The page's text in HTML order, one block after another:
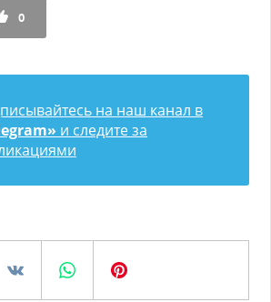
0
на наш канал в
и следите за